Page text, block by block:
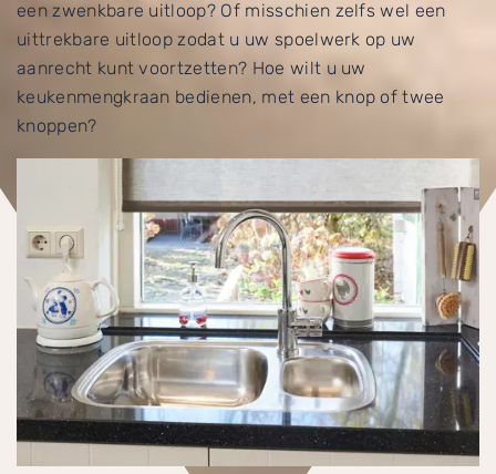
een zwenkbare uitloop? Of misschien zelfs wel een
uittrekbare uitloop zodat u uw spoelwerk op uw
aanrecht kunt voortzetten? Hoe wilt u uw
keukenmengkraan bedienen, met een knop of twee
knoppen?